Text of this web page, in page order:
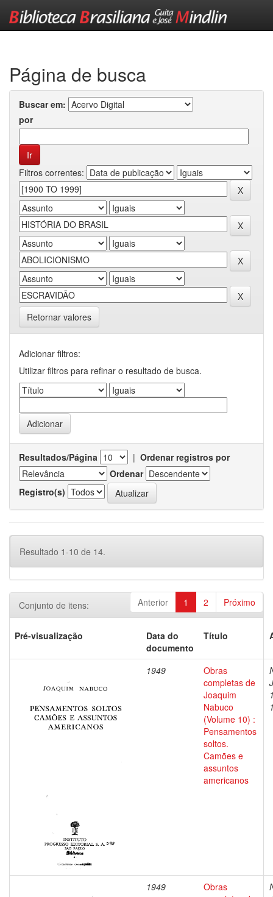
Página de busca
Buscar em:
por
Filtros correntes:
Retornar valores
Adicionar filtros:
Utilizar filtros para refinar o resultado de busca.
Resultados/Página | Ordenar registros por
Ordenar
Registro(s)
Resultado 1-10 de 14.
Anterior 1 2 Próximo
Conjunto de itens:
Pré-visualização
Data do
documento
Título
1949
Obras
completas de
Joaquim
Nabuco
(Volume 10) :
Pensamentos
soltos.
Camões e
assuntos
americanos
1949
Obras